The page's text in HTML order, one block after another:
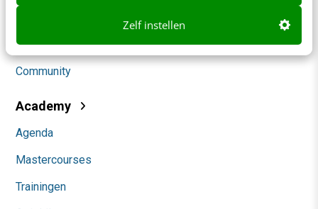
Zelf instellen
Themanieuwsbrieven
Community
Academy
Agenda
Mastercourses
Trainingen